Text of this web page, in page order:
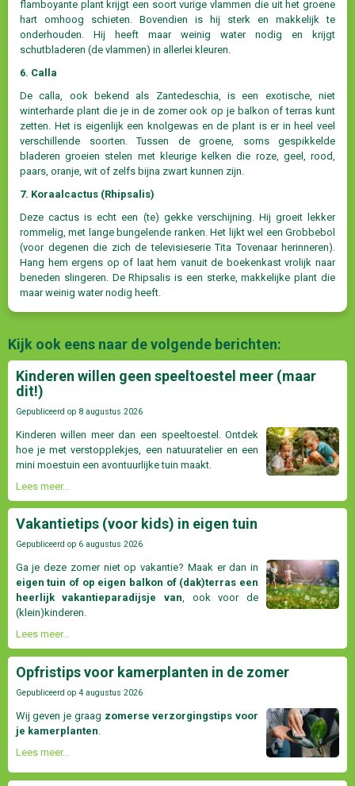
flamboyante plant krijgt een soort vurige vlammen die uit het groene
hart omhoog schieten. Bovendien is hij sterk en makkelijk te
onderhouden. Hij heeft maar weinig water nodig en krijgt
schutbladeren (de vlammen) in allerlei kleuren.
6. Calla
De calla, ook bekend als Zantedeschia, is een exotische, niet
winterharde plant die je in de zomer ook op je balkon of terras kunt
zetten. Het is eigenlijk een knolgewas en de plant is er in heel veel
verschillende soorten. Tussen de groene, soms gespikkelde
bladeren groeien stelen met kleurige kelken die roze, geel, rood,
paars, oranje, wit of zelfs bijna zwart kunnen zijn.
7. Koraalcactus (Rhipsalis)
Deze cactus is echt een (te) gekke verschijning. Hij groeit lekker
rommelig, met lange bungelende ranken. Het lijkt wel een Grobbebol
(voor degenen die zich de televisieserie Tita Tovenaar herinneren).
Hang hem ergens op of laat hem vanuit de boekenkast vrolijk naar
beneden slingeren. De Rhipsalis is een sterke, makkelijke plant die
maar weinig water nodig heeft.
Kijk ook eens naar de volgende berichten:
Kinderen willen geen speeltoestel meer (maar
dit!)
Gepubliceerd op 8 augustus 2026
Kinderen willen meer dan een speeltoestel. Ontdek
hoe je met verstopplekjes, een natuuratelier en een
mini moestuin een avontuurlijke tuin maakt.
Lees meer...
Vakantietips (voor kids) in eigen tuin
Gepubliceerd op 6 augustus 2026
Ga je deze zomer niet op vakantie? Maak er dan in
eigen tuin of op eigen balkon of (dak)terras een
heerlijk vakantieparadijsje van, ook voor de
(klein)kinderen.
Lees meer...
Opfristips voor kamerplanten in de zomer
Gepubliceerd op 4 augustus 2026
Wij geven je graag zomerse verzorgingstips voor
je kamerplanten
Lees meer...